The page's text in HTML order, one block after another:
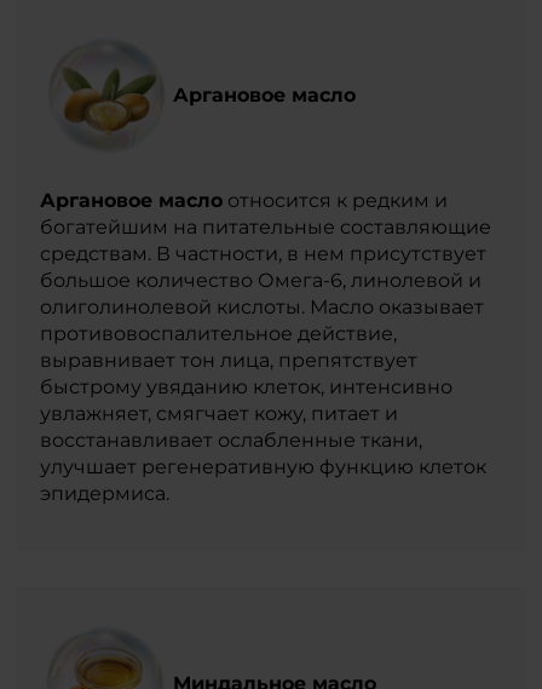
Аргановое масло
Аргановое масло относится к редким и
богатейшим на питательные составляющие
средствам. В частности, в нем присутствует
большое количество Омега-6, линолевой и
олиголинолевой кислоты. Масло оказывает
противовоспалительное действие,
выравнивает тон лица, препятствует
быстрому увяданию клеток, интенсивно
увлажняет, смягчает кожу, питает и
восстанавливает ослабленные ткани,
улучшает регенеративную функцию клеток
эпидермиса.
Миндальное масло